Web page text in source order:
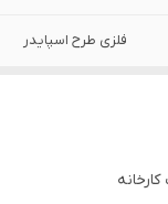
فلزی طرح اسپایدر